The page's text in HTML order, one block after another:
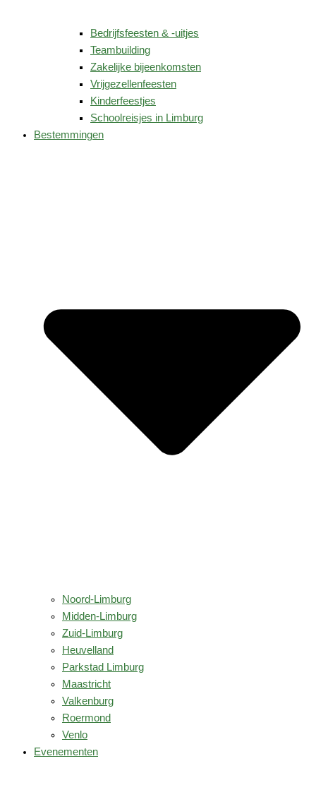
Bedrijfsfeesten & -uitjes
Teambuilding
Zakelijke bijeenkomsten
Vrijgezellenfeesten
Kinderfeestjes
Schoolreisjes in Limburg
Bestemmingen
Noord-Limburg
Midden-Limburg
Zuid-Limburg
Heuvelland
Parkstad Limburg
Maastricht
Valkenburg
Roermond
Venlo
Evenementen